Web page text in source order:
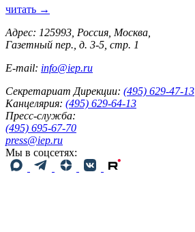
читать →
Адрес: 125993, Россия, Москва,
Газетный пер., д. 3-5, стр. 1
E-mail: info@iep.ru
Секретариат Дирекции: (495) 629-47-13
Канцелярия: (495) 629-64-13
Пресс-служба:
(495) 695-67-70
press@iep.ru
Мы в соцсетях: